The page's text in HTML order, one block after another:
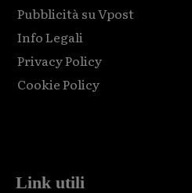
Pubblicità su Vpost
Info Legali
Privacy Policy
Cookie Policy
Link utili